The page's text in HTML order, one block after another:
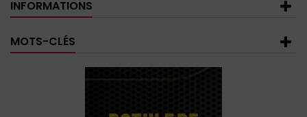
INFORMATIONS
MOTS-CLÉS